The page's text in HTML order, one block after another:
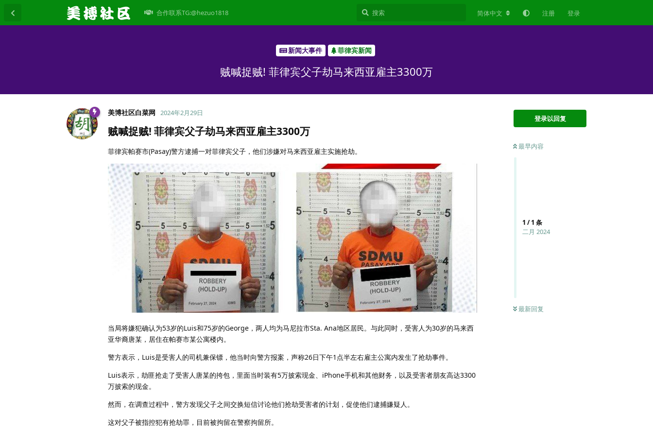
合作联系TG:@hezuo1818 简体中文 注册 登录
新闻大事件 菲律宾新闻
贼喊捉贼! 菲律宾父子劫马来西亚雇主3300万
登录以回复
最早内容
1 /1 条
二月 2024
最新回复
美博社区白菜网 2024年2月29日
贼喊捉贼! 菲律宾父子劫马来西亚雇主3300万
菲律宾帕赛市(Pasay)警方逮捕一对菲律宾父子，他们涉嫌对马来西亚雇主实施抢劫。
当局将嫌犯确认为53岁的Luis和75岁的George，两人均为马尼拉市Sta. Ana地区居民。与此同时，受害人为30岁的马来西
亚华裔唐某，居住在帕赛市某公寓楼内。
警方表示，Luis是受害人的司机兼保镖，他当时向警方报案，声称26日下午1点半左右雇主公寓内发生了抢劫事件。
Luis表示，劫匪抢走了受害人唐某的挎包，里面当时装有5万披索现金、iPhone手机和其他财务，以及受害者朋友高达3300
万披索的现金。
然而，在调查过程中，警方发现父子之间交换短信讨论他们抢劫受害者的计划，促使他们逮捕嫌疑人。
这对父子被指控犯有抢劫罪，目前被拘留在警察拘留所。